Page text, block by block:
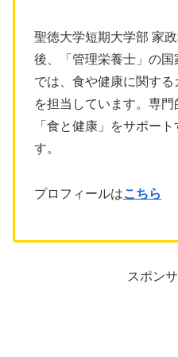
聖徳大学短期大学部 家
後、「管理栄養士」の
では、食や健康に関す
を担当しています。専
「食と健康」をサポー
す。
プロフィールはこちら
スポン